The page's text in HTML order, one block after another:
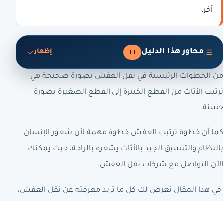
آخر.
محاور هذا الدليل 11 إظهار
من الخطوات الرئيسية في نقل العفش بصورة صحيحة هي
ترتيب الأثاث من القطع الكبيرة إلى القطع الصغيرة بصورة
حسنة.
كما أن خطوة ترتيب العفش خطوة مهمة لأن شعور الإنسان
بالنظام والتنسيق الجيد بالأثاث يشعره بالراحة، حيث يمكنك
الآن التواصل مع شركات نقل العفش.
في هذا المقال نعرض لك كل ما تريد معرفته عن نقل العفش،